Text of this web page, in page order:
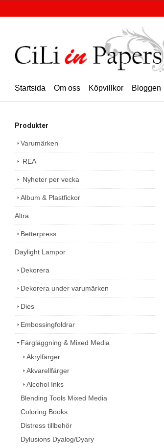
Startsida Om oss Köpvillkor Bloggen
Produkter
Varumärken
REA
Nyheter per vecka
Album & Plastfickor
Altra
Betterpress
Daylight Lampor
Dekorera
Dekorera under varumärken
Dies
Embossingfoldrar
Färgläggning & Mixed Media
Akrylfärger
Akvarellfärger
Alcohol Inks
Blending Tools Mixed Media
Coloring Books
Distress tillbehör
Dylusions Dyalog/Dyary